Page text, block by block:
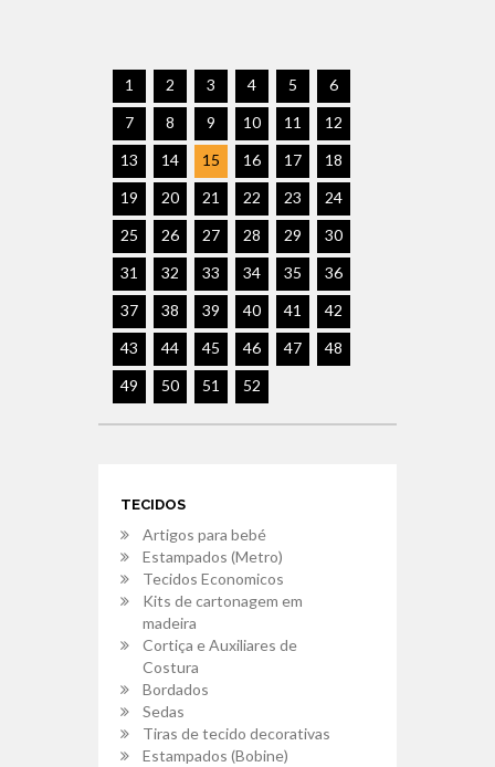
1 2 3 4 5
6
7
8 9 10 11
12
13
14 15 16 17
18
19
20 21 22 23
24
25
26 27 28 29
30
31
32 33 34 35
36
37
38 39 40 41
42
43
44 45 46 47
48
49
50 51 52
TECIDOS
Artigos para bebé
Estampados (Metro)
Tecidos Economicos
Kits de cartonagem em
madeira
Cortiça e Auxiliares de
Costura
Bordados
Sedas
Tiras de tecido decorativas
Estampados (Bobine)